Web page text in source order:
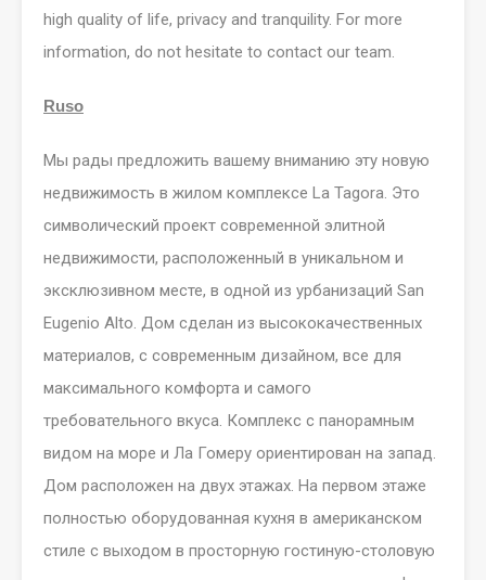
high quality of life, privacy and tranquility. For more
information, do not hesitate to contact our team.
Ruso
Мы рады предложить вашему вниманию эту новую
недвижимость в жилом комплексе La Tagora. Это
символический проект современной элитной
недвижимости, расположенный в уникальном и
эксклюзивном месте, в одной из урбанизаций San
Eugenio Alto. Дом сделан из высококачественных
материалов, с современным дизайном, все для
максимального комфорта и самого
требовательного вкуса. Комплекс с панорамным
видом на море и Ла Гомеру ориентирован на запад.
Дом расположен на двух этажах. На первом этаже
полностью оборудованная кухня в американском
стиле с выходом в просторную гостиную-столовую